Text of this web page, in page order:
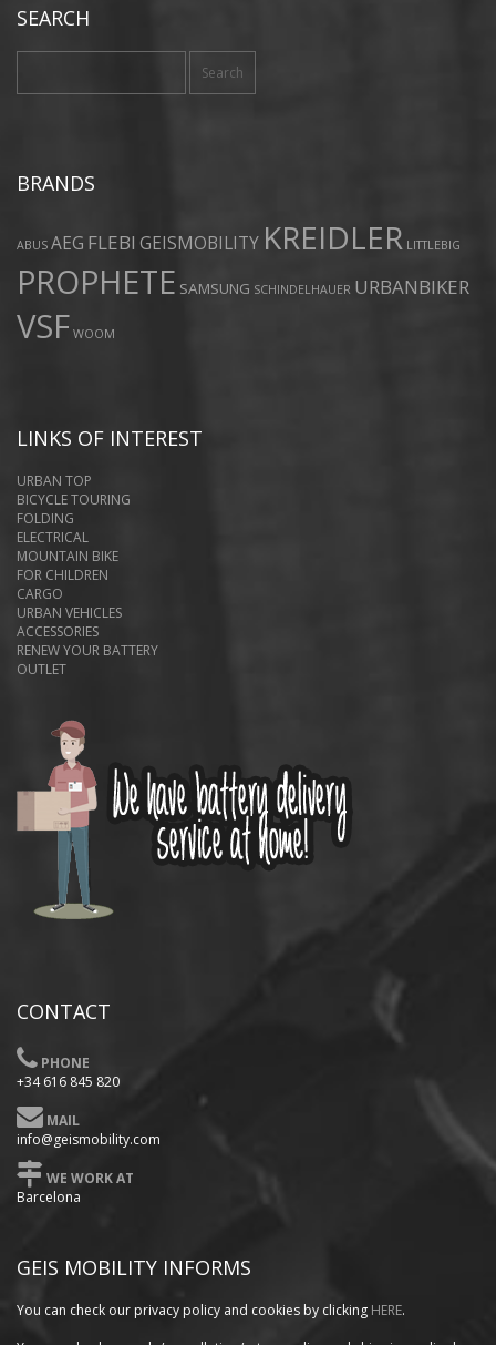
SEARCH
BRANDS
ABUS AEG FLEBI GEISMOBILITY KREIDLER LITTLEBIG
PROPHETE SAMSUNG SCHINDELHAUER URBANBIKER
VSF WOOM
LINKS OF INTEREST
URBAN TOP
BICYCLE TOURING
FOLDING
ELECTRICAL
MOUNTAIN BIKE
FOR CHILDREN
CARGO
URBAN VEHICLES
ACCESSORIES
RENEW YOUR BATTERY
OUTLET
CONTACT
PHONE
+34 616 845 820
MAIL
info@geismobility.com
WE WORK AT
Barcelona
GEIS MOBILITY INFORMS
You can check our privacy policy and cookies by clicking HERE.